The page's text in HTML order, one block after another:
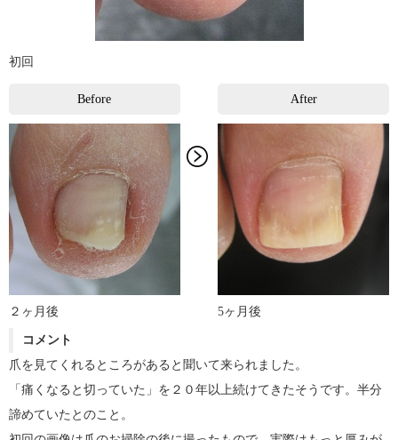
初回
Before
２ヶ月後
After
5ヶ月後
コメント
爪を見てくれるところがあると聞いて来られました。
「痛くなると切っていた」を２０年以上続けてきたそうです。半分
諦めていたとのこと。